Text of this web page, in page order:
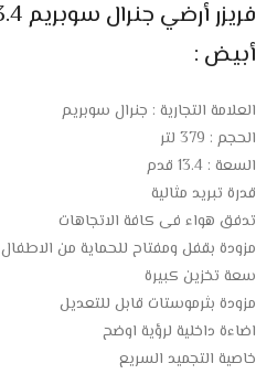
أبيض :
العلامة التجارية : جنرال سوبريم
الحجم : 379 لتر
السعة : 13.4 قدم
قدرة تبريد مثالية
تدفق هواء فى كافة الاتجاهات
مزودة بقفل ومفتاح للحماية من الاطفال
سعة تخزين كبيرة
مزودة بثرموستات قابل للتعديل
اضاءة داخلية لرؤية اوضح
خاصية التجميد السريع